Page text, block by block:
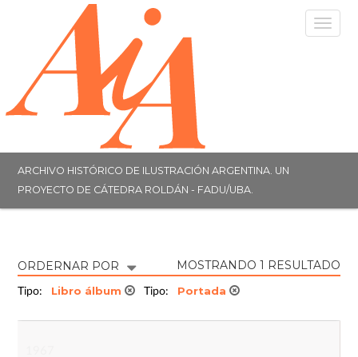
ARCHIVO HISTÓRICO DE ILUSTRACIÓN ARGENTINA. UN
PROYECTO DE CÁTEDRA ROLDÁN - FADU/UBA.
ORDERNAR POR MOSTRANDO 1 RESULTADO
Tipo: Libro álbum Tipo: Portada